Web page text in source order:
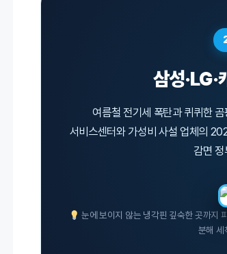
삼성·LG·
여름철 전기세 폭탄과 퀴퀴한
서비스센터와 가성비 사설 업체의
감면
눈에 보이지 않는 냉각핀 깊숙한 곳까지
분해 세